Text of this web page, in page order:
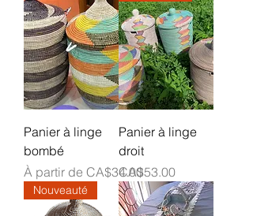
Panier à linge
bombé
À partir de CA$34.00
Prix promotionnel
Panier à linge
droit
Prix
CA$53.00
Nouveauté